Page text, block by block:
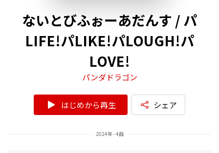
ないとびふぉーあだんす / パ
LIFE!パLIKE!パLOUGH!パ
LOVE!
パンダドラゴン
はじめから再生 シェア
2024年 - 4曲